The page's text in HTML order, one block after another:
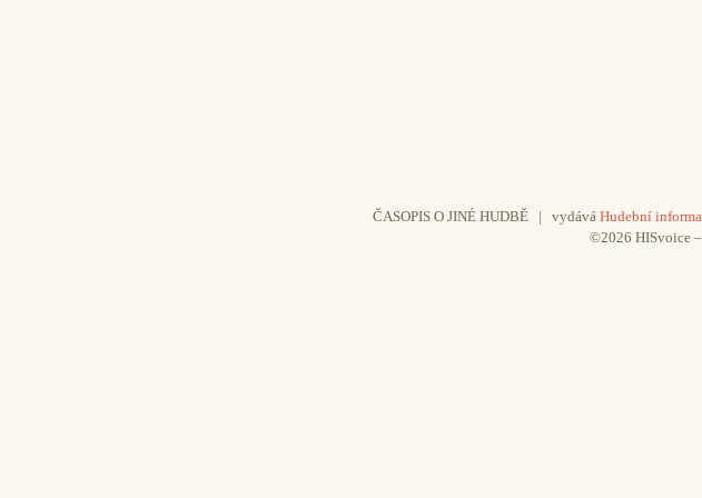
ČASOPIS O JINÉ HUDBĚ | vydává Hudební
©2026 HISvoice